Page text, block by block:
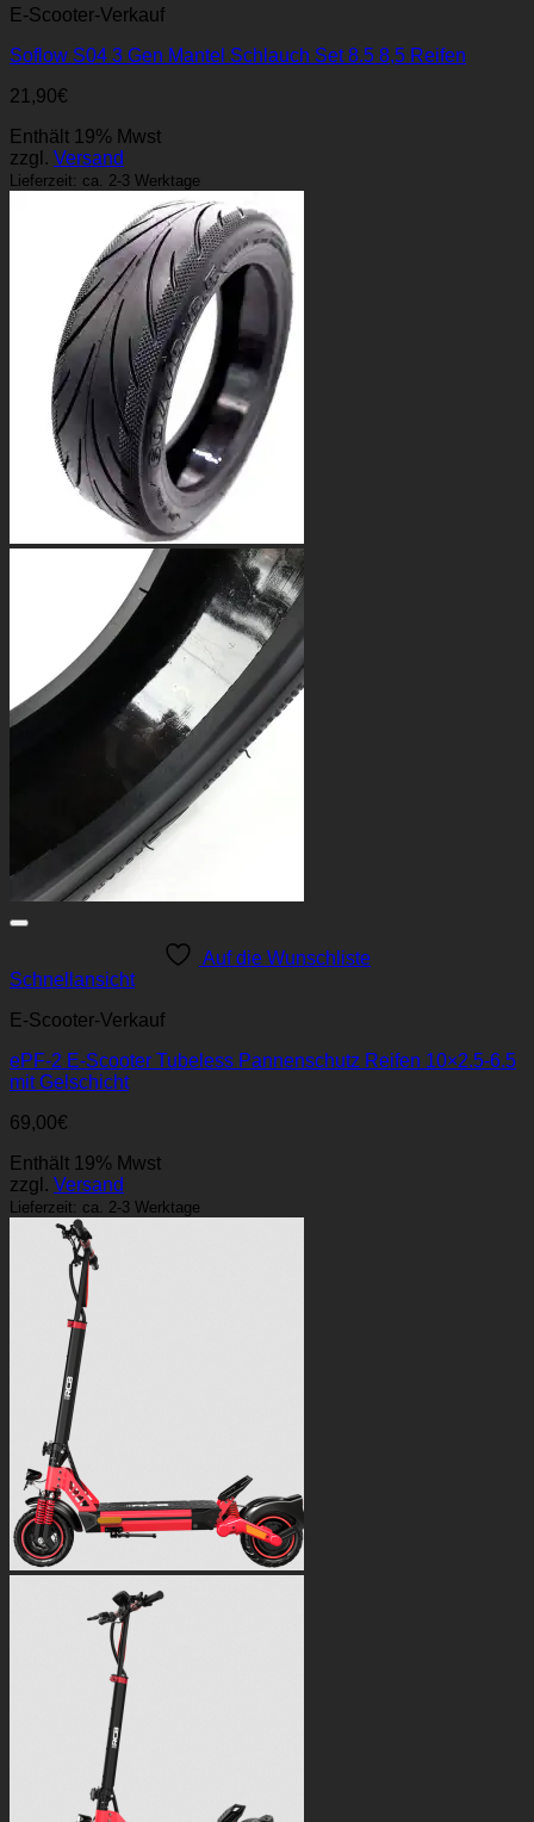
E-Scooter-Verkauf
Soflow S04 3 Gen Mantel Schlauch Set 8.5 8,5 Reifen
21,90€
Enthält 19% Mwst
zzgl. Versand
Lieferzeit: ca. 2-3 Werktage
Auf die Wunschliste
Schnellansicht
E-Scooter-Verkauf
ePF-2 E-Scooter Tubeless Pannenschutz Reifen 10×2.5-6.5
mit Gelschicht
69,00€
Enthält 19% Mwst
zzgl. Versand
Lieferzeit: ca. 2-3 Werktage